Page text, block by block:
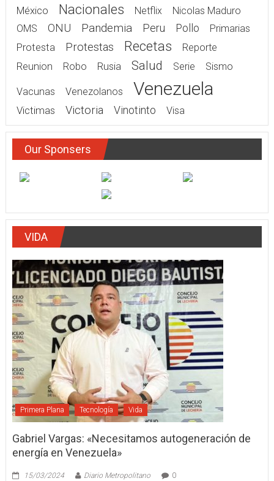
México Nacionales Netflix
Nicolas Maduro
OMS
ONU Pandemia Peru Pollo
Primarias
Protesta
Protestas Recetas
Reporte
Reunion
Robo Rusia Salud Serie Sismo
Vacunas Venezolanos Venezuela
Victimas Victoria Vinotinto Visa
Our Sponsers
VIDA
Primera Plana Tecnología Vida
Gabriel Vargas: «Necesitamos autogeneración de
energía en Venezuela»
15/03/2024 Diario Metropolitano 0